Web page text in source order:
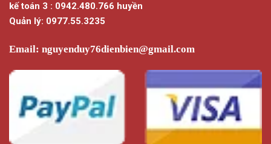
kế toán 3 : 0942.480.766 huyền
Quản lý: 0977.55.3235
Email: nguyenduy76dienbien@gmail.com